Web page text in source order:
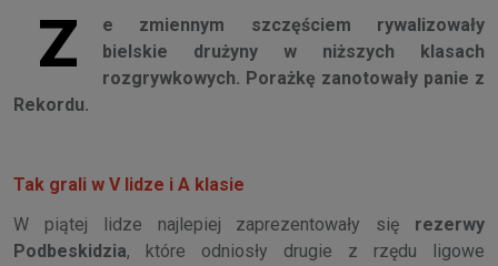
Z
e zmiennym szczęściem rywalizowały
bielskie drużyny w niższych klasach
rozgrywkowych. Porażkę zanotowały panie z
Rekordu.
Tak grali w V lidze i A klasie
W piątej lidze najlepiej zaprezentowały się rezerwy
Podbeskidzia, które odniosły drugie z rzędu ligowe